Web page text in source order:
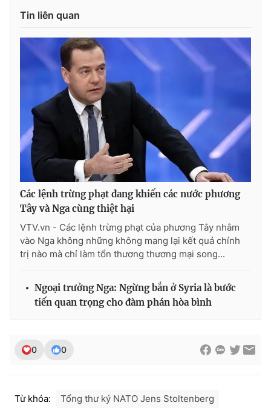
Hitech Công nghệ tương lai
Sản phẩm
Thị trường
Giao lưu trực tuyến
Lịch phát sóng
Chuyên mục khác
Emagazine Podcast
Photo Infographic
Video Shorts video
VTV Money VTV Thể thao
Thị trường 24h Tấm lòng Việt
VTV4
Liên hệ tòa soạn
Tin liên quan
Các lệnh trừng phạt đang khiến các nước phương
Tây và Nga cùng thiệt hại
VTV.vn - Các lệnh trừng phạt của phương Tây nhằm
vào Nga không những không mang lại kết quả chính
trị nào mà chỉ làm tổn thương thương mại song...
Ngoại trưởng Nga: Ngừng bắn ở Syria là bước
tiến quan trọng cho đàm phán hòa bình
0 0
Từ khóa: Tổng thư ký NATO Jens Stoltenberg